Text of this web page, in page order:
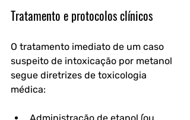
Tratamento e protocolos clínicos
O tratamento imediato de um caso
suspeito de intoxicação por metanol
segue diretrizes de toxicologia
médica: